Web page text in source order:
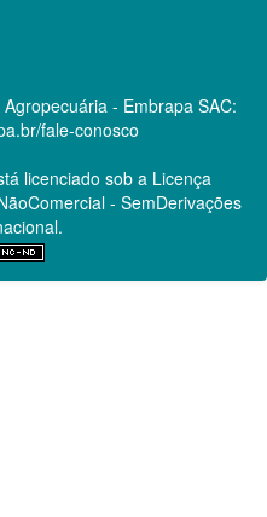
- Embrapa SAC:
fale-conosco
licenciado sob a Licença
- SemDerivações